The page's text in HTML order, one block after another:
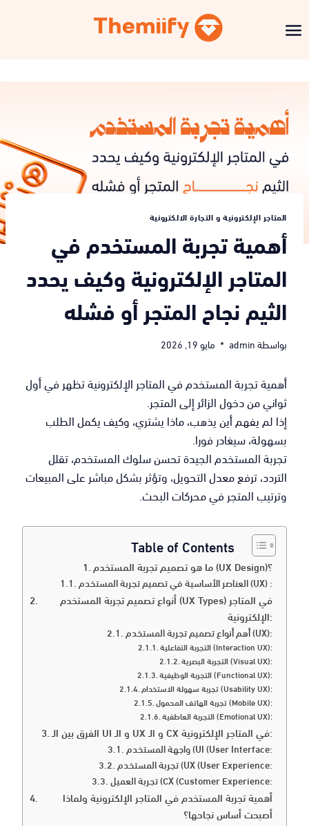
المتاجر الإلكترونية و التجارة الالكترونية
أهمية تجربة المستخدم في
المتاجر الإلكترونية وكيف يحدد
الثيم نجاح المتجر أو فشله
بواسطةadmin مايو 19, 2026
أهمية تجربة المستخدم في المتاجر الإلكترونية تظهر في أول
ثواني من دخول الزائر إلى المتجر.
إذا لم يفهم أين يذهب، ماذا يشتري، وكيف يكمل الطلب
بسهولة، سيغادر فورا.
تجربة المستخدم الجيدة تحسن سلوك المستخدم، تقلل
التردد، ترفع معدل التحويل، وتؤثر بشكل مباشر على المبيعات
وترتيب المتجر في محركات البحث.
Table of Contents
ما هو تصميم تجربة المستخدم (UX Design)؟
العناصر الأساسية في تصميم تجربة المستخدم (UX) :
أنواع تصميم تجربة المستخدم (UX Types) في المتاجر
الإلكترونية:
أهم أنواع تصميم تجربة المستخدم (UX):
التجربة التفاعلية (Interaction UX):
التجربة البصرية (Visual UX):
التجربة الوظيفية (Functional UX):
تجربة سهولة الاستخدام (Usability UX):
تجربة الهاتف المحمول (Mobile UX):
التجربة العاطفية (Emotional UX):
الفرق بين الـ UI و الـ UX و الـ CX في المتاجر الإلكترونية:
واجهة المستخدم (UI (User Interface:
تجربة المستخدم (UX (User Experience:
تجربة العميل (CX (Customer Experience:
أهمية تجربة المستخدم في المتاجر الإلكترونية ولماذا
أصبحت أساس نجاحها؟